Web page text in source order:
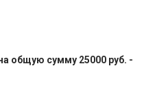
общую сумму 25000 руб. -